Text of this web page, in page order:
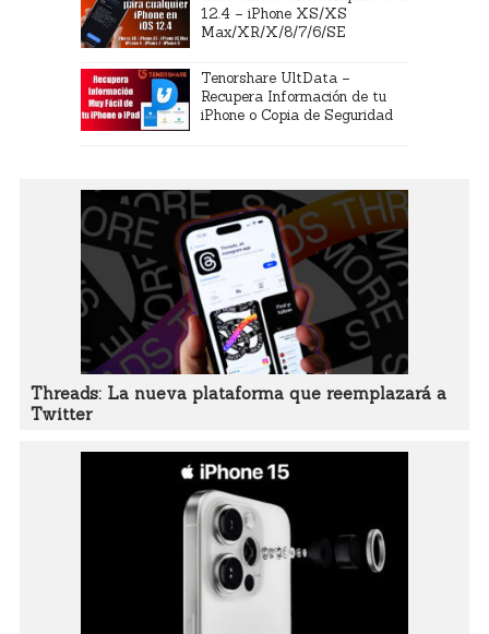
12.4 – iPhone XS/XS
Max/XR/X/8/7/6/SE
Tenorshare UltData –
Recupera Información de tu
iPhone o Copia de Seguridad
Threads: La nueva plataforma que reemplazará a
Twitter